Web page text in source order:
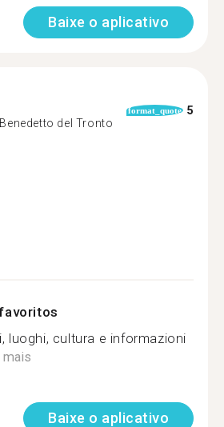
Baixe o aplicativo
del Tronto
format_quote 5
luoghi, cultura e informazioni
mais
Baixe o aplicativo